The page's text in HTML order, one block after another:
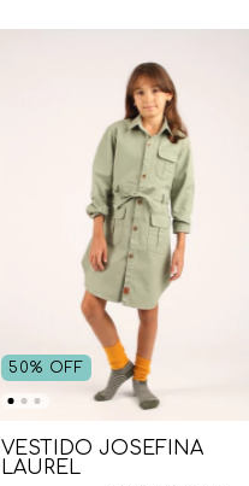
50% OFF
VESTIDO JOSEFINA
LAUREL